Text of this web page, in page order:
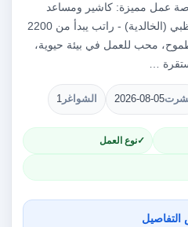
عمل مميزة: كاشير ومساعد
محل حلويات في أبوظبي (الخالدية) - راتب يبدأ من 2200
محب للعمل في بيئة حيوية،
…
2026-08-05 الشواغر 1
نوع العمل